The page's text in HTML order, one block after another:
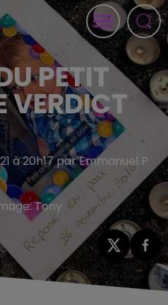
PETIT
VERDICT
à 20h17 par Emmanuel P
Tony